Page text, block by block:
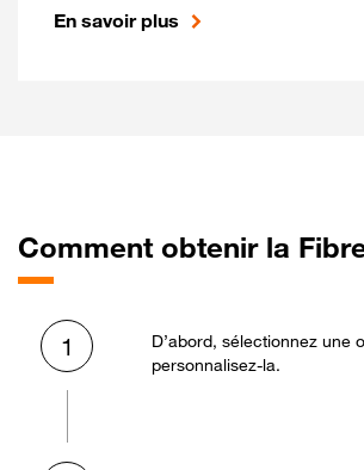
En savoir plus
Comment obtenir la
1
D’abord, sélectionnez une
personnalisez-la.